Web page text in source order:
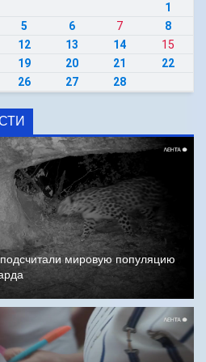
1
5 6 7
8
12 13 14
15
19 20 21
22
26 27 28
мировую популяцию